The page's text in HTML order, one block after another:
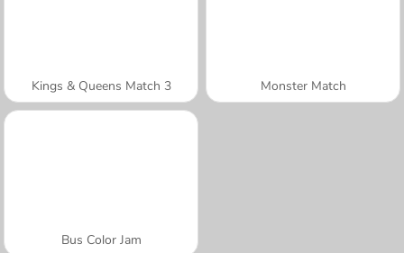
Kings & Queens Match 3 Monster Match
Bus Color Jam